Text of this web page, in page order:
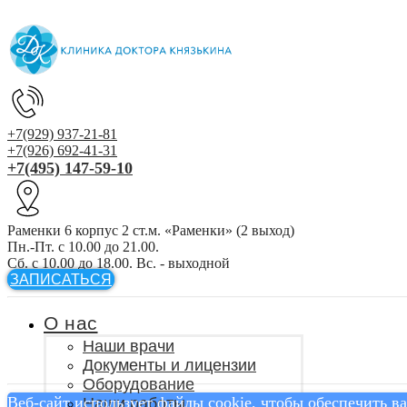
+7(929) 937-21-81
+7(926) 692-41-31
+7(495) 147-59-10
Раменки 6 корпус 2 ст.м. «Раменки» (2 выход)
Пн.-Пт. с 10.00 до 21.00.
Сб. с 10.00 до 18.00. Вс. - выходной
ЗАПИСАТЬСЯ
О нас
Наши врачи
Документы и лицензии
Оборудование
Наши работы
Веб-сайт использует файлы cookie, чтобы обеспечить